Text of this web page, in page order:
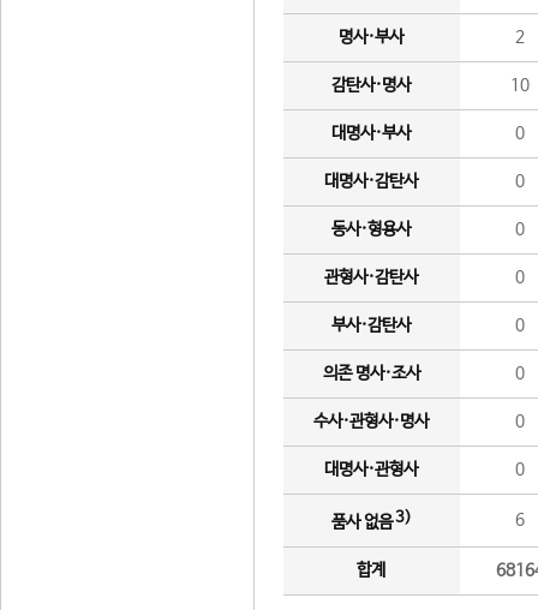
명사·부사 2
감탄사·명사 10
대명사·부사 0
대명사·감탄사 0
동사·형용사 0
관형사·감탄사 0
부사·감탄사 0
의존 명사·조사 0
수사·관형사·명사 0
대명사·관형사 0
품사 없음3) 6
합계